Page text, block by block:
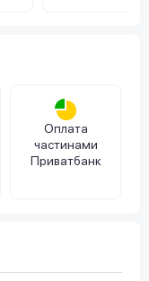
Оплата
частинами
Приватбанк